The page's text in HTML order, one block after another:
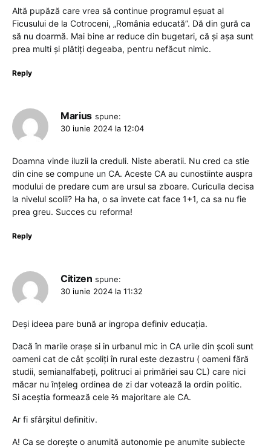
Altă pupăză care vrea să continue programul eșuat al
Ficusului de la Cotroceni, „România educată”. Dă din gură ca
să nu doarmă. Mai bine ar reduce din bugetari, că și așa sunt
prea multi și plătiți degeaba, pentru nefăcut nimic.
Reply
Marius spune:
30 iunie 2024 la 12:04
Doamna vinde iluzii la creduli. Niste aberatii. Nu cred ca stie
din cine se compune un CA. Aceste CA au cunostiinte auspra
modului de predare cum are ursul sa zboare. Curiculla decisa
la nivelul scolii? Ha ha, o sa invete cat face 1+1, ca sa nu fie
prea greu. Succes cu reforma!
Reply
Citizen spune:
30 iunie 2024 la 11:32
Deși ideea pare bună ar ingropa definiv educația.
Dacă în marile orașe si in urbanul mic in CA urile din școli sunt
oameni cat de cât școliți în rural este dezastru ( oameni fără
studii, semianalfabeți, politruci ai primăriei sau CL) care nici
măcar nu înțeleg ordinea de zi dar votează la ordin politic.
Si aceștia formează cele ⅔ majoritare ale CA.
Ar fi sfârșitul definitiv.
A! Ca se dorește o anumită autonomie pe anumite subiecte